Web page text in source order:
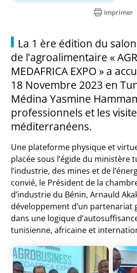
Imprimer
La 1 ère édition du
de l’agroalimentaire «
MEDAFRICA EXPO » a
18 Novembre 2023 en
Médina Yasmine
professionnels et les
méditerranéens.
Une plateforme physique et
placée sous l’égide du ministère
l’industrie, des mines et de
convié, le Président de la
d’industrie du Bénin, Arnauld
développement d’un partenariat
dans une logique
tunisienne, africaine et